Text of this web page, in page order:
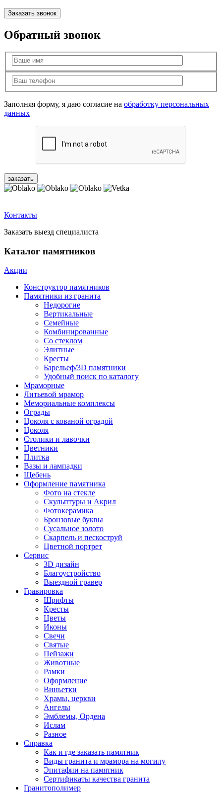
Заказать звонок
Обратный звонок
Заполняя форму, я даю согласие на обработку персональных
данных
Контакты
Заказать выезд специалиста
Каталог памятников
Акции
Конструктор памятников
Памятники из гранита
Недорогие
Вертикальные
Семейные
Комбинированные
Со стеклом
Элитные
Кресты
Барельеф/3D памятники
Удобный поиск по каталогу
Мраморные
Литьевой мрамор
Мемориальные комплексы
Ограды
Цоколя с кованой оградой
Цоколя
Столики и лавочки
Цветники
Плитка
Вазы и лампадки
Щебень
Оформление памятника
Фото на стекле
Скульптуры и Акрил
Фотокерамика
Бронзовые буквы
Сусальное золото
Скарпель и пескоструй
Цветной портрет
Сервис
3D дизайн
Благоустройство
Выездной гравер
Гравировка
Шрифты
Кресты
Цветы
Иконы
Свечи
Святые
Пейзажи
Животные
Рамки
Оформление
Виньетки
Храмы, церкви
Ангелы
Эмблемы, Ордена
Ислам
Разное
Справка
Как и где заказать памятник
Виды гранита и мрамора на могилу
Эпитафии на памятник
Сертификаты качества гранита
Гранитополимер